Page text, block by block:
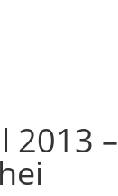
2013 –